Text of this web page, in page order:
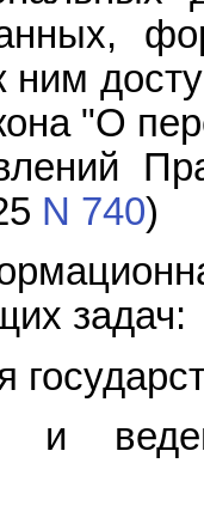
ним
"О
N 740)
задач:
и